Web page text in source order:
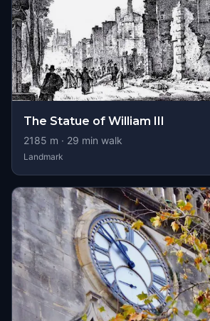
The Statue of William III
2185 m · 29 min walk
Landmark